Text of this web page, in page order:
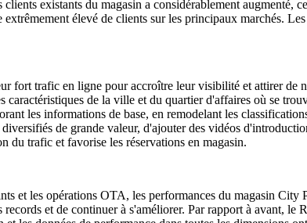
existants du magasin a considérablement augmenté,
élevé de clients sur les principaux marchés.
fort trafic en ligne pour accroître leur visibilité et attirer
de la ville et du quartier d'affaires où se
les informations de base, en remodelant les
de grande valeur, d'ajouter des vidéos
du trafic et favorise les réservations en magasin.
et les opérations OTA, les performances du magasin
et de continuer à s'améliorer. Par rapport à avant,